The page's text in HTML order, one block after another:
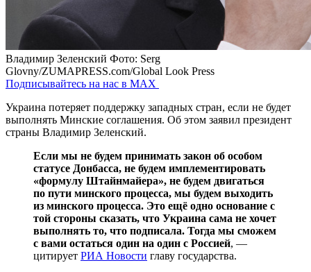
Владимир Зеленский Фото: Serg
Glovny/ZUMAPRESS.com/Global Look Press
Подписывайтесь на нас в MAX
Украина потеряет поддержку западных стран, если не будет
выполнять Минские соглашения. Об этом заявил президент
страны Владимир Зеленский.
Если мы не будем принимать закон об особом
статусе Донбасса, не будем имплементировать
«формулу Штайнмайера», не будем двигаться
по пути минского процесса, мы будем выходить
из минского процесса. Это ещё одно основание с
той стороны сказать, что Украина сама не хочет
выполнять то, что подписала. Тогда мы сможем
с вами остаться один на один с Россией, —
цитирует РИА Новости главу государства.